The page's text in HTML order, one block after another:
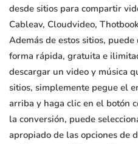
desde sitios para compartir
Cableav, Cloudvideo,
Además de estos sitios,
forma rápida, gratuita e
descargar un video y música
sitios, simplemente pegue el
arriba y haga clic en el botón
la conversión, puede
apropiado de las opciones de